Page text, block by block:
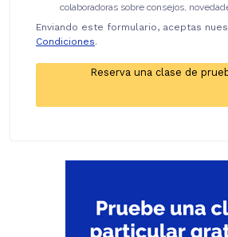
colaboradoras sobre consejos,
Enviando este formulario, aceptas
Condiciones.